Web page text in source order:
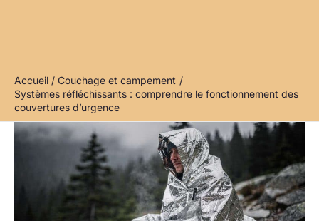
Accueil
Couchage et campement
Systèmes réfléchissants : comprendre le fonctionnement des
couvertures d’urgence